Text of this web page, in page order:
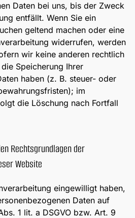
Daten bei uns, bis der Zweck
entfällt. Wenn Sie ein
geltend machen oder eine
widerrufen, werden
wir keine anderen rechtlich
Speicherung Ihrer
haben (z. B. steuer- oder
im
die Löschung nach Fortfall
Rechtsgrundlagen der
Website
eingewilligt haben,
Daten auf
1 lit. a DSGVO bzw. Art. 9